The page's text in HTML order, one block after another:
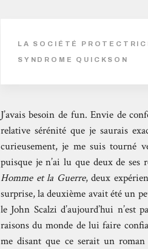
LA SOCIÉTÉ
SYNDROME QUICKSON
J’avais besoin de fun. Envie de
relative sérénité que je saurais
curieusement, je me suis tourné
puisque je n’ai lu que deux de ses
Homme et la Guerre, deux
surprise, la deuxième avait été un
le John Scalzi d’aujourd’hui n’est
raisons du monde de lui faire
me disant que ce serait un